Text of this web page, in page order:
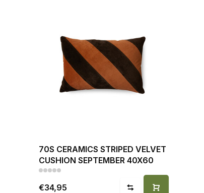
70S CERAMICS STRIPED VELVET
CUSHION SEPTEMBER 40X60
€34,95